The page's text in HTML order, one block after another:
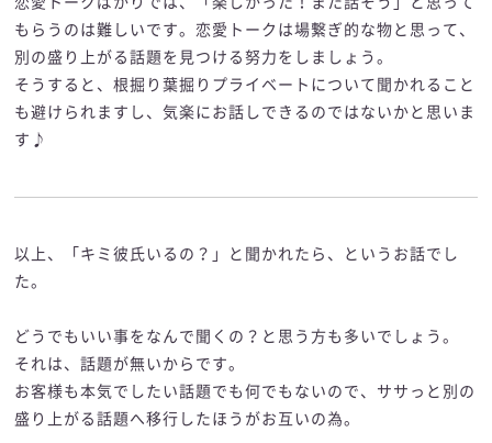
もらうのは難しいです。恋愛トークは場繋ぎ的な物と思って、
別の盛り上がる話題を見つける努力をしましょう。
そうすると、根掘り葉掘りプライベートについて聞かれること
も避けられますし、気楽にお話しできるのではないかと思いま
す♪
以上、「キミ彼氏いるの？」と聞かれたら、というお話でし
た。
どうでもいい事をなんで聞くの？と思う方も多いでしょう。
それは、話題が無いからです。
お客様も本気でしたい話題でも何でもないので、ササっと別の
盛り上がる話題へ移行したほうがお互いの為。